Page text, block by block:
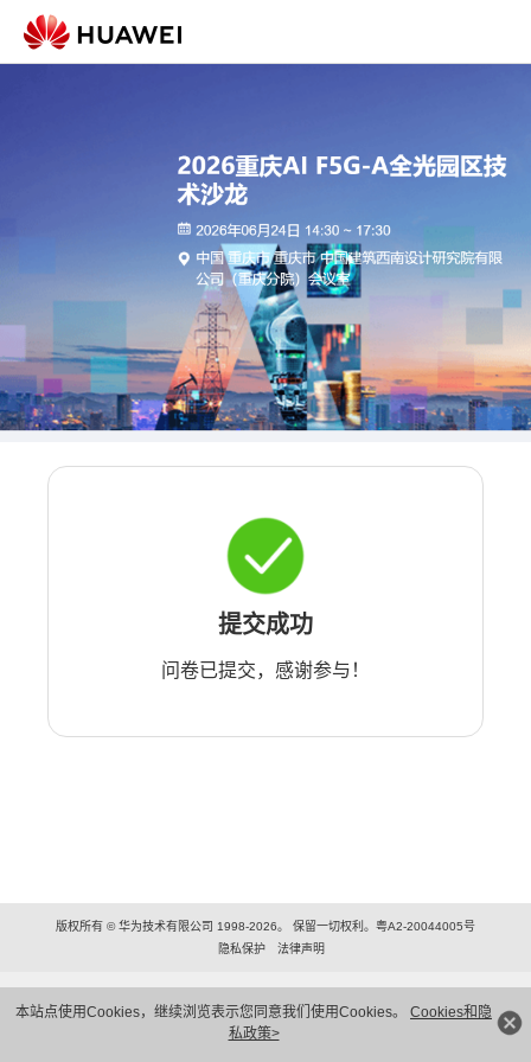
本站点使用Cookies，继续浏览表示您同意我们使用Cookies。 Cookies和隐
私政策>
提交成功
问卷已提交，感谢参与！
版权所有 © 华为技术有限公司 1998-2026。 保留一切权利。粤A2-20044005号
隐私保护
法律声明